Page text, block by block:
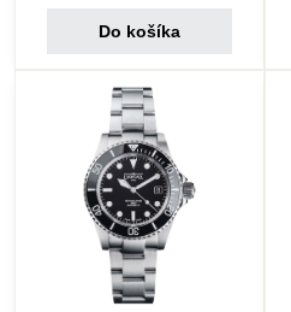
Do košíka